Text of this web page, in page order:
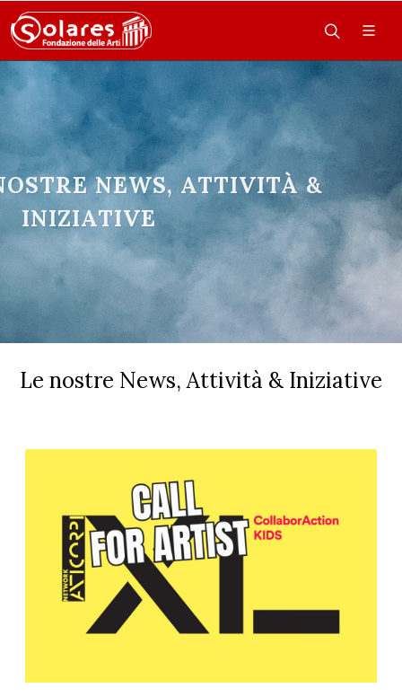
NEWS, ATTIVITÀ &
INIZIATIVE
Le nostre News, Attività & Iniziative